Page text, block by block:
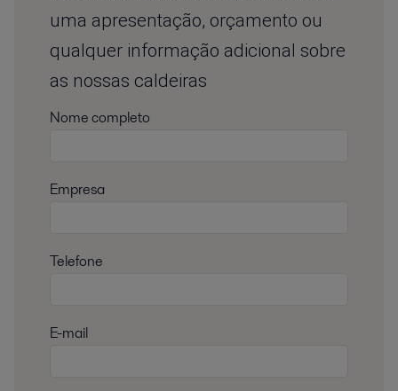
uma apresentação, orçamento ou
qualquer informação adicional sobre
as nossas caldeiras
Nome completo
Empresa
Telefone
E-mail